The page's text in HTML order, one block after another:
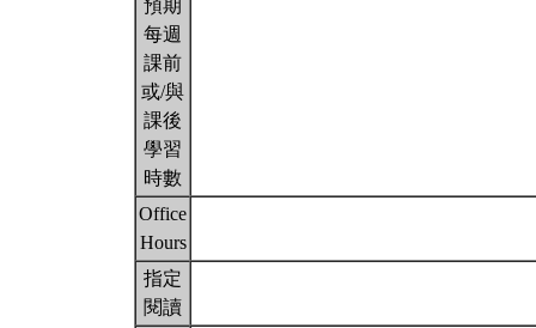
預期
每週
課前
或/與
課後
學習
時數
Office
Hours
指定
閱讀